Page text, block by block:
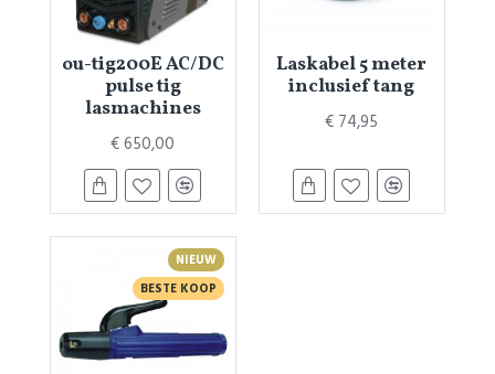
ou-tig200E AC/DC
pulse tig
lasmachines
€ 650,00
Laskabel 5 meter
inclusief tang
€ 74,95
NIEUW
BESTE KOOP